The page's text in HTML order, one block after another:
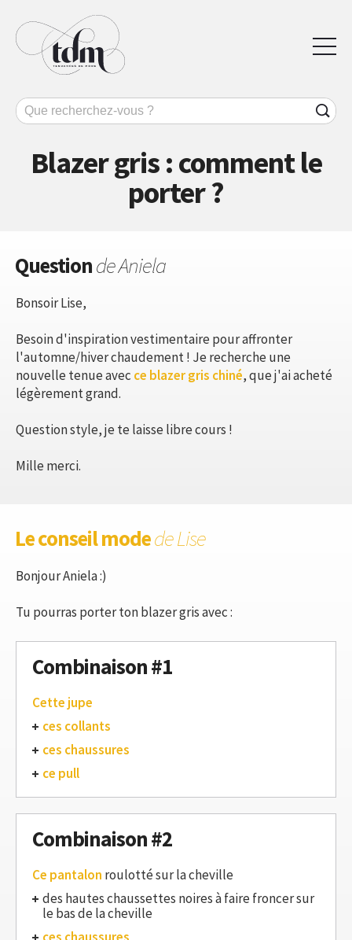
Blazer gris : comment le
porter ?
Questionde Aniela
Bonsoir Lise,
Besoin d'inspiration vestimentaire pour affronter
l'automne/hiver chaudement ! Je recherche une
nouvelle tenue avec ce blazer gris chiné, que j'ai acheté
légèrement grand.
Question style, je te laisse libre cours !
Mille merci.
Le conseil modede Lise
Bonjour Aniela :)
Tu pourras porter ton blazer gris avec :
Combinaison #1
Cette jupe
ces collants
ces chaussures
ce pull
Combinaison #2
Ce pantalon roulotté sur la cheville
des hautes chaussettes noires à faire froncer sur
le bas de la cheville